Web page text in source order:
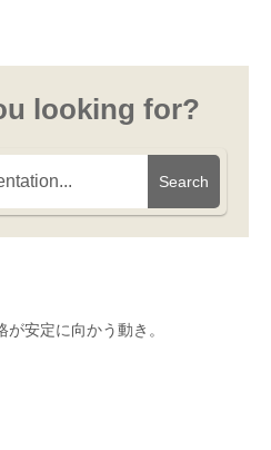
looking for?
Search
安定に向かう動き。